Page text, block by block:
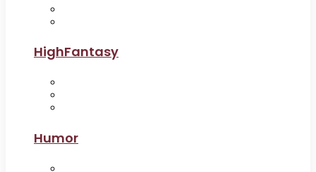
HighFantasy
Humor